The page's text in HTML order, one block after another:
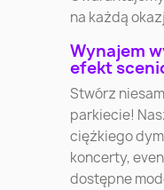
na każdą
Wynajem
efekt
Stwórz
parkiecie!
ciężkiego
koncerty,
dostępne